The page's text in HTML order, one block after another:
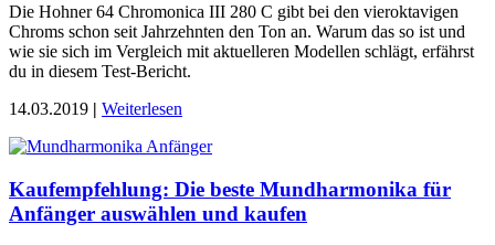
Die Hohner 64 Chromonica III 280 C gibt bei den vieroktavigen
Chroms schon seit Jahrzehnten den Ton an. Warum das so ist und
wie sie sich im Vergleich mit aktuelleren Modellen schlägt, erfährst
du in diesem Test-Bericht.
14.03.2019 | Weiterlesen
Kaufempfehlung: Die beste Mundharmonika für
Anfänger auswählen und kaufen